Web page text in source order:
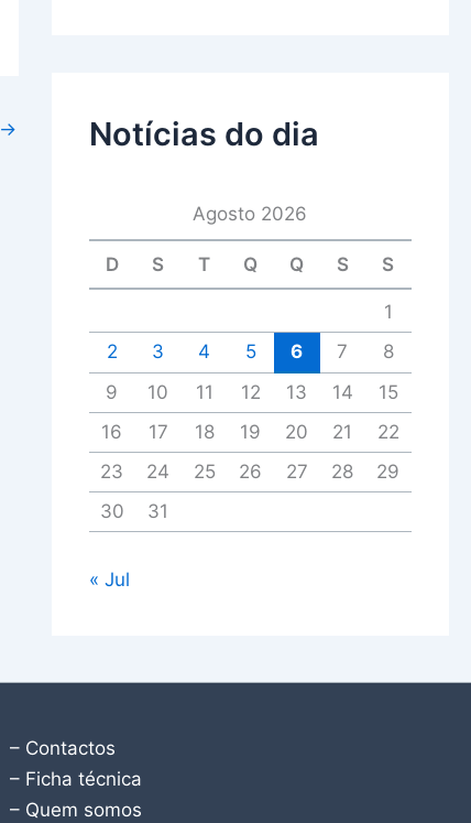
→ Notícias do dia
Agosto 2026
D S T Q Q S S
1
2
3 4 5 6 7
8
9
10 11 12 13 14
15
16
17 18 19 20 21
22
23
24 25 26 27 28
29
30
31
« Jul
– Contactos
– Ficha técnica
– Quem somos